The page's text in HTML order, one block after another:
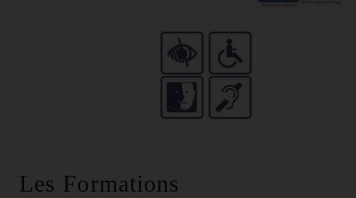
Les Formations